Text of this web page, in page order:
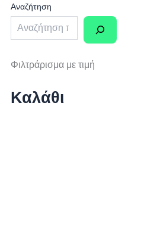
Αναζήτηση
Φιλτράρισμα με τιμή
Καλάθι